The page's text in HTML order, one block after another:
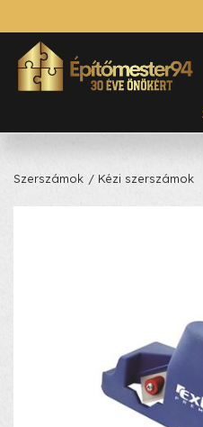
Szerszámok / Kézi szerszámok